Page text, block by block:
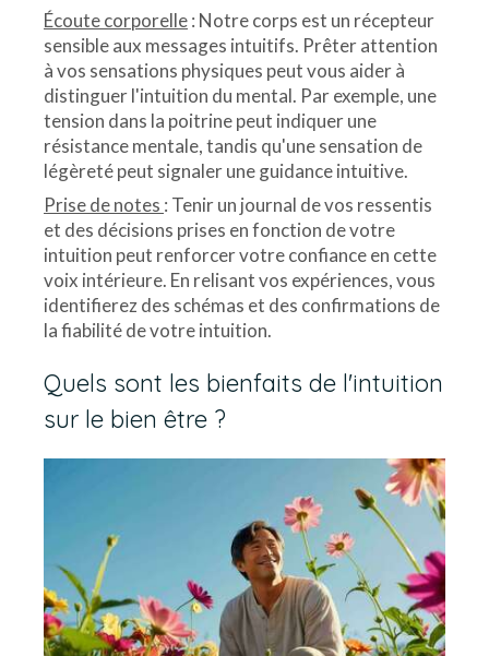
Écoute corporelle: Notre corps est un récepteur
sensible aux messages intuitifs. Prêter attention
à vos sensations physiques peut vous aider à
distinguer l'intuition du mental. Par exemple, une
tension dans la poitrine peut indiquer une
résistance mentale, tandis qu'une sensation de
légèreté peut signaler une guidance intuitive.
Prise de notes : Tenir un journal de vos ressentis
et des décisions prises en fonction de votre
intuition peut renforcer votre confiance en cette
voix intérieure. En relisant vos expériences, vous
identifierez des schémas et des confirmations de
la fiabilité de votre intuition.
Quels sont les bienfaits de l'intuition
sur le bien être ?